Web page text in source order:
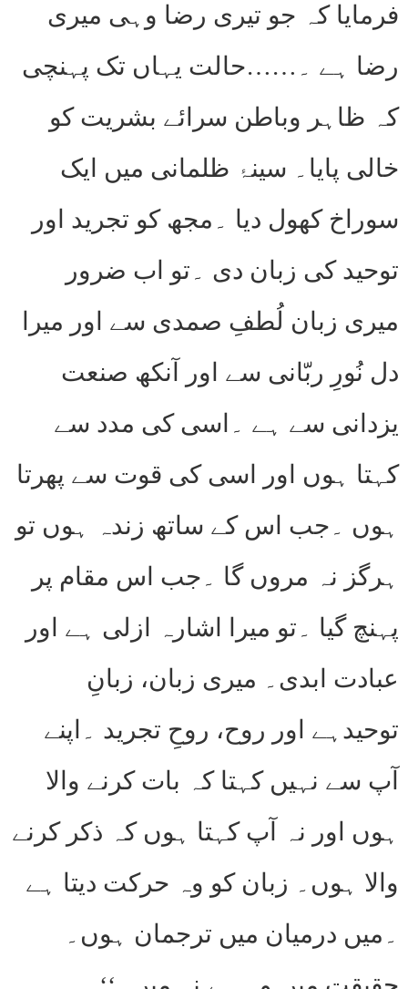
فرمایا کہ جو تیری رضا وہی میری
رضا ہے ۔……حالت یہاں تک پہنچی
کہ ظاہر وباطن سرائے بشریت کو
خالی پایا۔ سینۂ ظلمانی میں ایک
سوراخ کھول دیا ۔مجھ کو تجرید اور
توحید کی زبان دی ۔تو اب ضرور
میری زبان لُطفِ صمدی سے اور میرا
دل نُورِ ربّانی سے اور آنکھ صنعت
یزدانی سے ہے ۔اسی کی مدد سے
کہتا ہوں اور اسی کی قوت سے پھرتا
ہوں ۔جب اس کے ساتھ زندہ ہوں تو
ہرگز نہ مروں گا ۔جب اس مقام پر
پہنچ گیا ۔تو میرا اشارہ ازلی ہے اور
عبادت ابدی۔ میری زبان، زبانِ
توحیدہے اور روح، روحِ تجرید ۔اپنے
آپ سے نہیں کہتا کہ بات کرنے والا
ہوں اور نہ آپ کہتا ہوں کہ ذکر کرنے
والا ہوں۔ زبان کو وہ حرکت دیتا ہے
۔میں درمیان میں ترجمان ہوں۔